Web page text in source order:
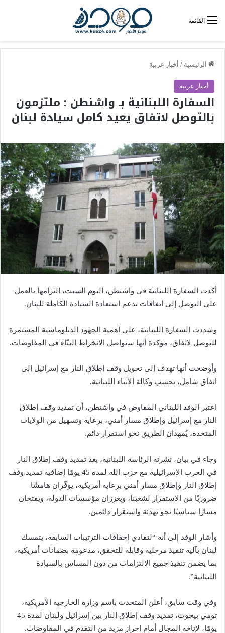
القائمة
الرئيسية / أخبار عربية
أخبار عربية
السفارة اللبنانية بـ واشنطن : ملتزمون
بالتوصل لاتفاق يعيد كامل سيادة لبنان
أكدت السفارة اللبنانية في واشنطن، اليوم السبت، التزامها بالعمل
على التوصل إلى اتفاقات تدعم استعادة السيادة الكاملة للبنان.
وشددت السفارة اللبنانية، على أهمية الجهود الدبلوماسية المستمرة
للتوصل لاتفاق، مؤكدة أنها ستواصل الانخراط البنّاء في المفاوضات.
وأوضحت أنها تهدف إلى تحويل وقف إطلاق النار مع إسرائيل إلى
اتفاق شامل، بحسب وكالة الأنباء اللبنانية.
اعتبر الوفد اللبناني المفاوض في واشنطن، أن تمديد وقف إطلاق
النار مع إسرائيل وإطلاق مسار أمني، برعاية وتسهيل من الولايات
المتحدة، يُمهدان الطريق نحو استقرار دائم.
وجاء في بيان، نشرته الرئاسة اللبنانية، بعد تمديد وقف إطلاق النار
في الحرب الإسرائيلية مع حزب الله لمدة 45 يومًا إضافية تمديد وقف
إطلاق النار وإطلاق مسار أمني برعاية أمريكية، يوفّران هامشًا
ضروريًا من الاستقرار لشعبنا، ويعززان مؤسسات الدولة، ويفتحان
مسارًا سياسيًا نحو تهدئة واستقرار دائمين.
وأشار الوفد إلى أنه “لتفادي إخفاقات الترتيبات السابقة، يتمسك
لبنان بآلية تنفيذ مرحلية وقابلة للتحقق، مدعومة بضمانات أمريكية،
بما يضمن تنفيذ جميع الالتزامات من دون المساس بالسيادة
اللبنانية”.
وفي وقت سابق، أعلن المتحدث باسم وزارة الخارجية الأمريكية،
تومي بيجوت، تمديد وقف إطلاق النار بين إسرائيل ولبنان لمدة 45
يومًا، لإتاحة المجال أمام إحراز مزيد من التقدم في المفاوضات.